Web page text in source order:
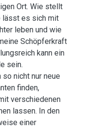
Ort. Wie stellt
lässt es sich mit
leben und wie
Schöpferkraft
kann ein
sein.
nicht nur neue
finden,
verschiedenen
lassen. In den
einer